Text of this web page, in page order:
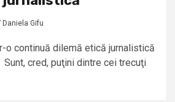
Daniela Gifu
o continuă dilemă etică jurnalistică
cred, puţini dintre cei trecuţi